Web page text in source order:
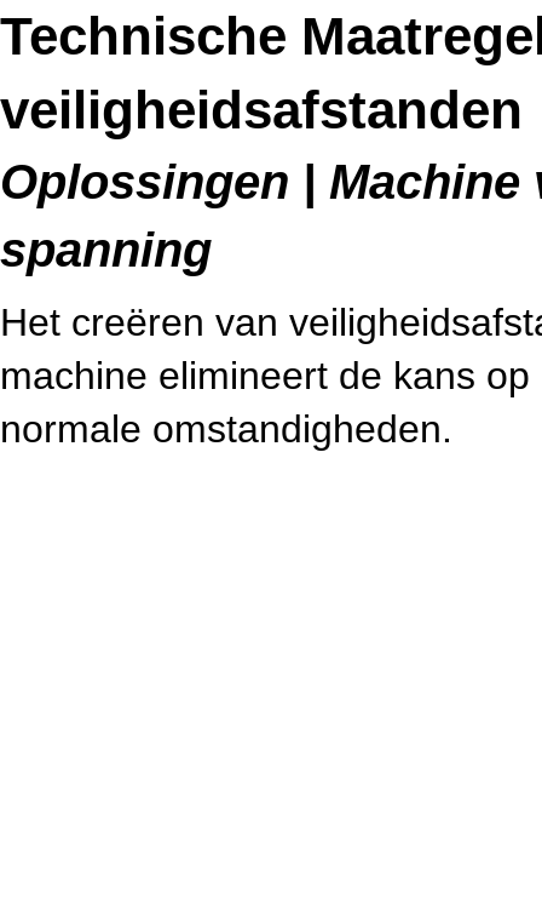
Technische
veiligheidsafstanden
Oplossingen |
spanning
Het creëren van
machine elimineert de kans
normale omstandigheden.